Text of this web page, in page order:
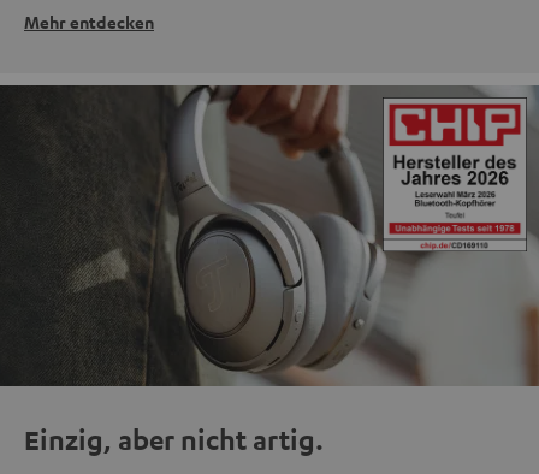
Mehr entdecken
Einzig, aber nicht artig.